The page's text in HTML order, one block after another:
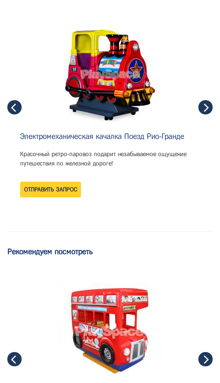
Электромеханическая качалка Поезд Рио-Гранде
Красочный ретро-паровоз подарит незабываемое ощущение
путешествия по железной дороге!
Рекомендуем посмотреть